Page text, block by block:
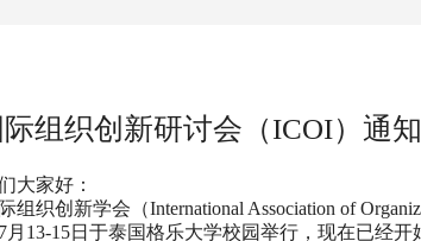
组织创新研讨会（ICOI）通知
大家好：
组织创新学会（International Association of
月13-15日于泰国格乐大学校园举行，现在已经开